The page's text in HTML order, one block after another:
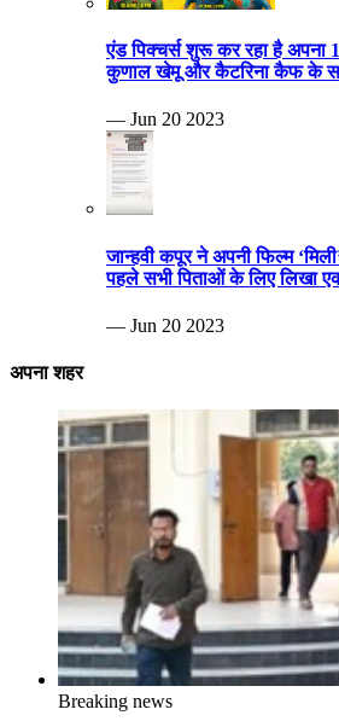
एंड पिक्चर्स शुरू कर रहा है अपना
कुणाल खेमू और कैटरिना कैफ के
— Jun 20 2023
जान्हवी कपूर ने अपनी फिल्म
पहले सभी पिताओं के लिए लिखा
— Jun 20 2023
अपना शहर
Breaking news